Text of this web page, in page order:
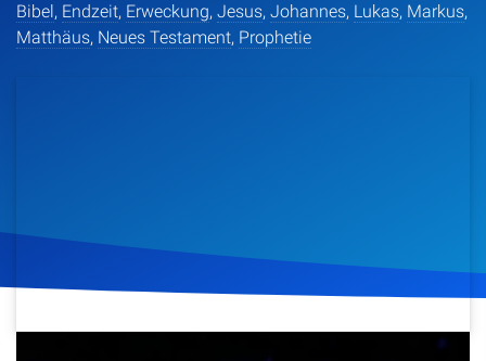
Bibel, Endzeit, Erweckung, Jesus, Johannes, Lukas, Markus,
Matthäus, Neues Testament, Prophetie
Themen